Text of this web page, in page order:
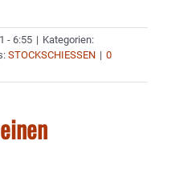
- 6:55 | Kategorien:
STOCKSCHIESSEN | 0